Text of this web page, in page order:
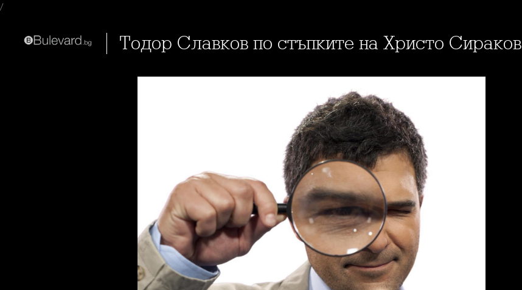
/
Тодор Славков по стъпките на Христо Сираков